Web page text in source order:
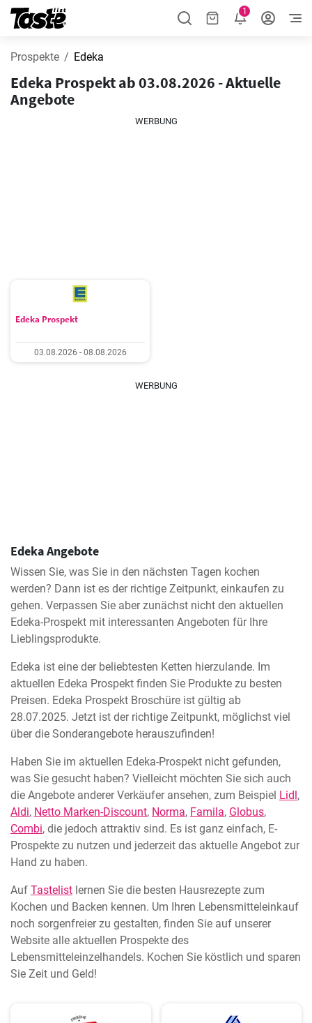
1
Prospekte Edeka
Edeka Prospekt ab 03.08.2026 - Aktuelle
Angebote
WERBUNG
Edeka Prospekt
03.08.2026 - 08.08.2026
WERBUNG
Edeka Angebote
Wissen Sie, was Sie in den nächsten Tagen kochen
werden? Dann ist es der richtige Zeitpunkt, einkaufen zu
gehen. Verpassen Sie aber zunächst nicht den aktuellen
Edeka-Prospekt mit interessanten Angeboten für Ihre
Lieblingsprodukte.
Edeka ist eine der beliebtesten Ketten hierzulande. Im
aktuellen Edeka Prospekt finden Sie Produkte zu besten
Preisen. Edeka Prospekt Broschüre ist gültig ab
28.07.2025. Jetzt ist der richtige Zeitpunkt, möglichst viel
über die Sonderangebote herauszufinden!
Haben Sie im aktuellen Edeka-Prospekt nicht gefunden,
was Sie gesucht haben? Vielleicht möchten Sie sich auch
die Angebote anderer Verkäufer ansehen, zum Beispiel Lidl,
Aldi, Netto Marken-Discount, Norma, Famila, Globus,
Combi, die jedoch attraktiv sind. Es ist ganz einfach, E-
Prospekte zu nutzen und jederzeit das aktuelle Angebot zur
Hand zu haben.
Auf Tastelist lernen Sie die besten Hausrezepte zum
Kochen und Backen kennen. Um Ihren Lebensmitteleinkauf
noch sorgenfreier zu gestalten, finden Sie auf unserer
Website alle aktuellen Prospekte des
Lebensmitteleinzelhandels. Kochen Sie köstlich und sparen
Sie Zeit und Geld!